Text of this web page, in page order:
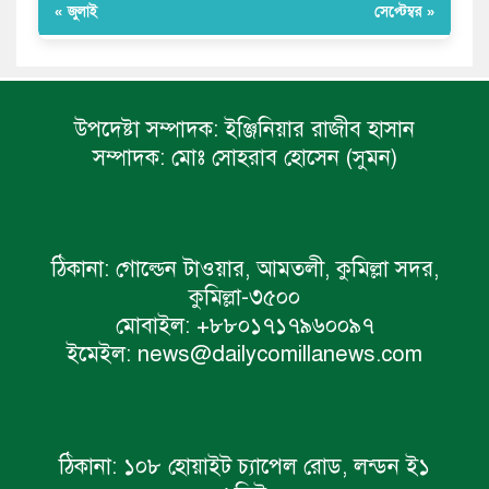
« জুলাই সেপ্টেম্বর »
উপদেষ্টা সম্পাদক: ইঞ্জিনিয়ার রাজীব হাসান
সম্পাদক: মোঃ সোহরাব হোসেন (সুমন)
ঠিকানা: গোল্ডেন টাওয়ার, আমতলী, কুমিল্লা সদর,
কুমিল্লা-৩৫০০
মোবাইল: +৮৮০১৭১৭৯৬০০৯৭
ইমেইল: news@dailycomillanews.com
ঠিকানা: ১০৮ হোয়াইট চ্যাপেল রোড, লন্ডন ই১